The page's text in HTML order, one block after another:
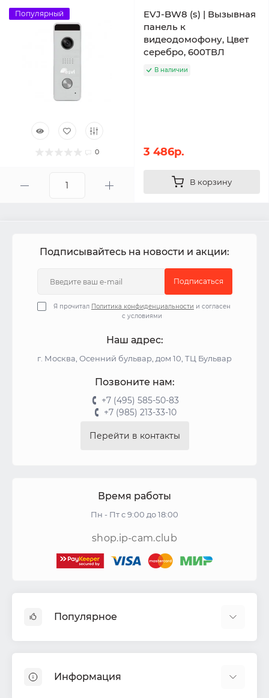
Популярный
0
EVJ-BW8 (s) | Вызывная
панель к
видеодомофону, Цвет
серебро, 600ТВЛ
В наличии
3 486р.
В корзину
Подписывайтесь на новости и акции:
Подписаться
Я прочитал Политика конфиденциальности и согласен
с условиями
Наш адрес:
г. Москва, Осенний бульвар, дом 10, ТЦ Бульвар
Позвоните нам:
+7 (495) 585-50-83
+7 (985) 213-33-10
Перейти в контакты
Время работы
Пн - Пт с 9:00 до 18:00
shop.ip-cam.club
Популярное
Акустические системы
Информация